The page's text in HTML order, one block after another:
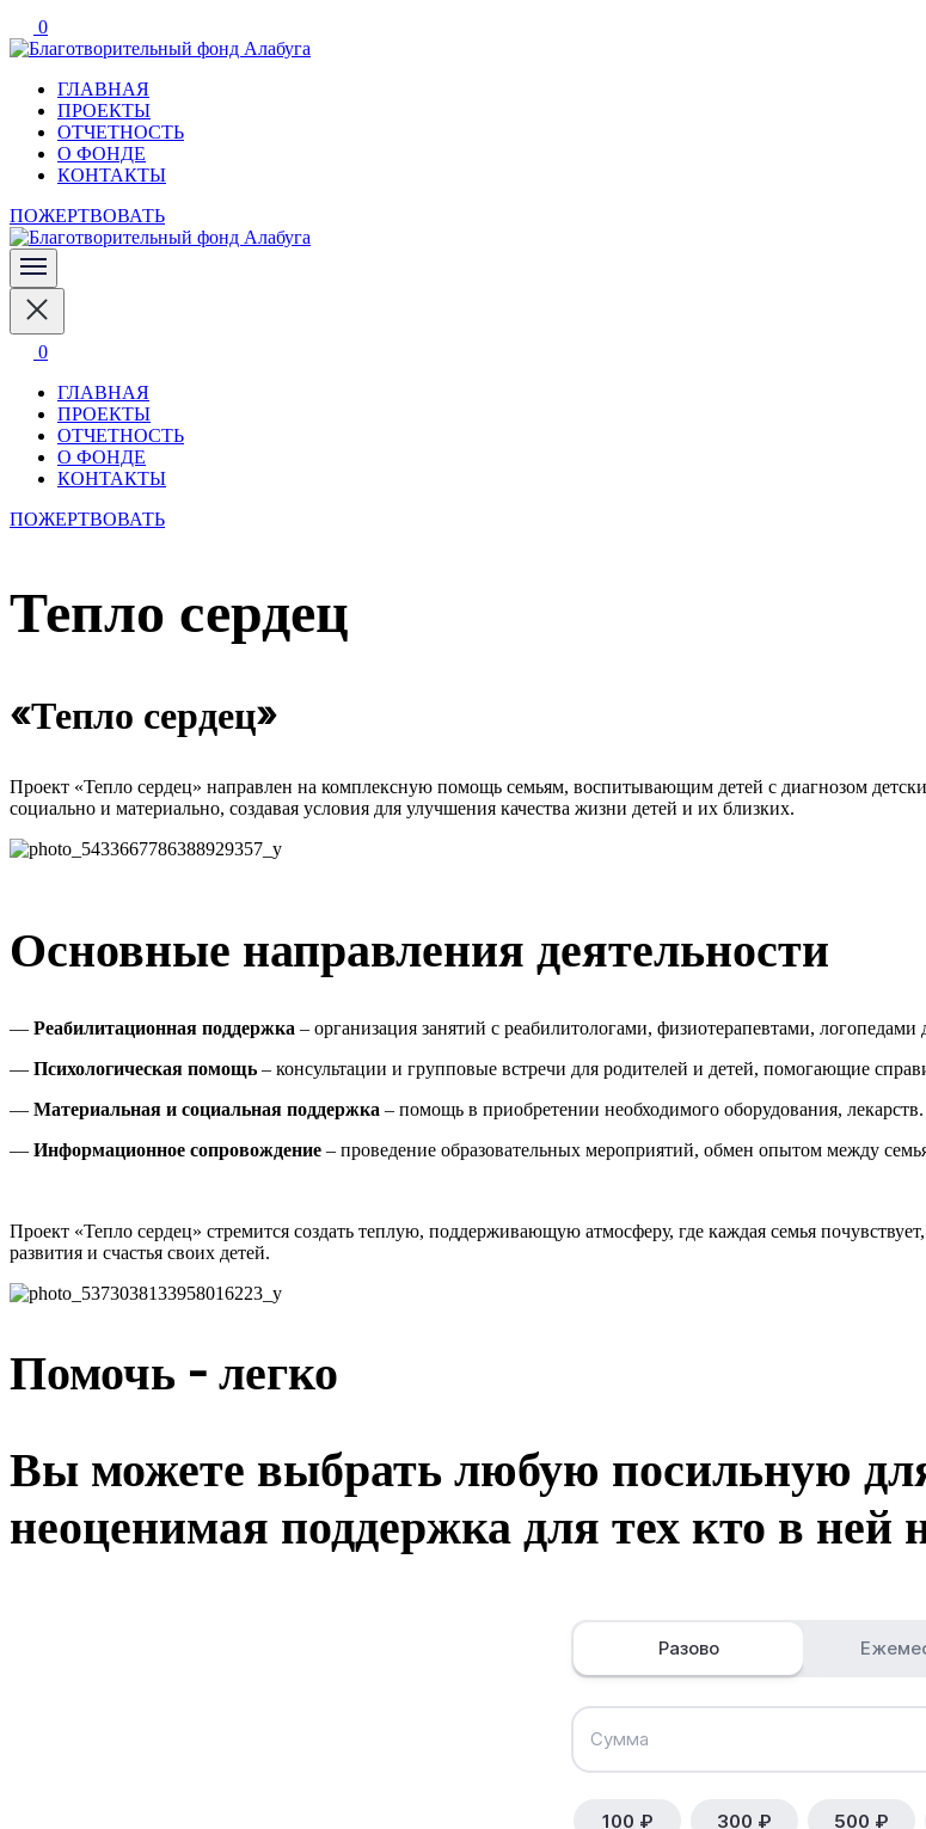
Перейти
к
содержимому
(нажмите
Enter)
0
Благотворительный фонд Алабуга
ГЛАВНАЯ
ПРОЕКТЫ
ОТЧЕТНОСТЬ
О ФОНДЕ
КОНТАКТЫ
ПОЖЕРТВОВАТЬ
Благотворительный фонд Алабуга
0
ГЛАВНАЯ
ПРОЕКТЫ
ОТЧЕТНОСТЬ
О ФОНДЕ
КОНТАКТЫ
ПОЖЕРТВОВАТЬ
Тепло сердец
«Тепло сердец»
Проект «Тепло сердец» направлен на комплексную помощь семьям, воспитывающим детей с диагнозом
социально и материально, создавая условия для улучшения качества жизни детей и их близких.
Основные направления деятельности
— Реабилитационная поддержка – организация занятий с реабилитологами, физиотерапевтами,
— Психологическая помощь – консультации и групповые встречи для родителей и детей, помогающие
— Материальная и социальная поддержка – помощь в приобретении необходимого оборудования, лекарств.
— Информационное сопровождение – проведение образовательных мероприятий, обмен опытом между
Проект «Тепло сердец» стремится создать теплую, поддерживающую атмосферу, где каждая семья
развития и счастья своих детей.
Помочь - легко
Вы можете выбрать любую посильную
неоценимая поддержка для тех кто в ней